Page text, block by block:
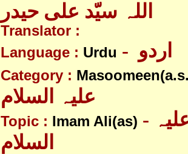
اللہ سیّد علی حیدر
Translator :
Language : Urdu
Category :
Topic : Imam Ali(as) - امام علی علیہ
السلام